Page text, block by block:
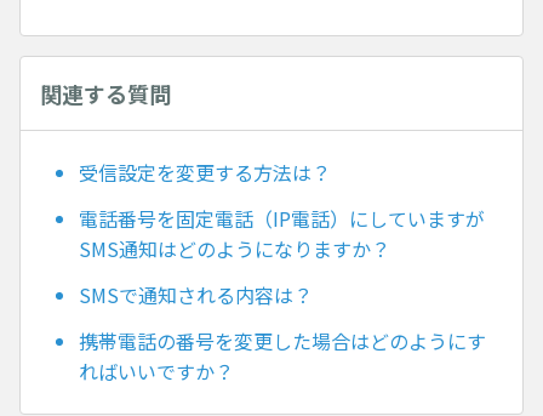
関連する質問
受信設定を変更する方法は？
電話番号を固定電話（IP電話）にしていますが
SMS通知はどのようになりますか？
SMSで通知される内容は？
携帯電話の番号を変更した場合はどのようにす
ればいいですか？